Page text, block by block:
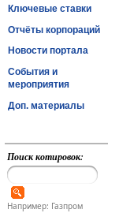
Ключевые ставки
Отчёты корпораций
Новости портала
События и
мероприятия
Доп. материалы
Поиск котировок:
Например: Газпром